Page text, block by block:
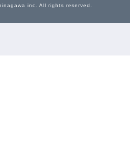
inc. All rights reserved.